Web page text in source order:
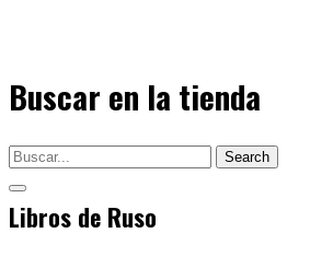
Buscar en la tienda
Search